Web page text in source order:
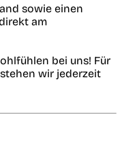
sowie einen
am
bei uns! Für
wir jederzeit